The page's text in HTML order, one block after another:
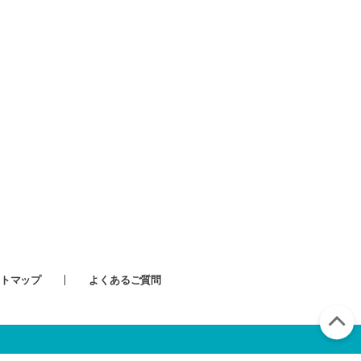
マップ よくあるご質問